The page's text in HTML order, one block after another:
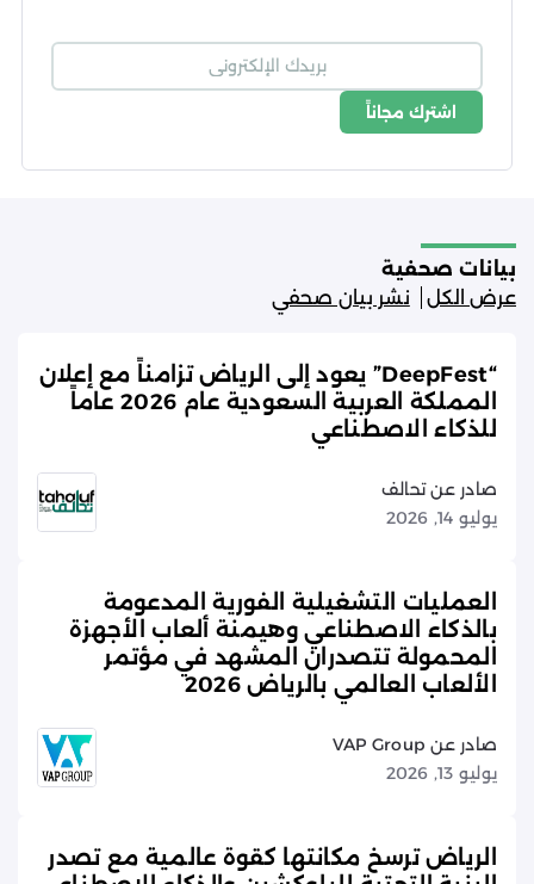
اشترك مجاناً
بيانات صحفية
عرض الكل
نشر بيان صحفي
“DeepFest” يعود إلى الرياض تزامناً مع إعلان
المملكة العربية السعودية عام 2026 عاماً
للذكاء الاصطناعي
صادر عن تحالف
يوليو 14, 2026
العمليات التشغيلية الفورية المدعومة
بالذكاء الاصطناعي وهيمنة ألعاب الأجهزة
المحمولة تتصدران المشهد في مؤتمر
الألعاب العالمي بالرياض 2026
صادر عن VAP Group
يوليو 13, 2026
الرياض ترسخ مكانتها كقوة عالمية مع تصدر